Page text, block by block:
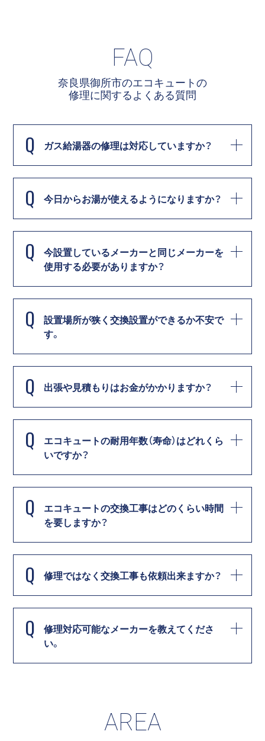
FAQ
奈良県御所市のエコキュートの
修理に関するよくある質問
Q ガス給湯器の修理は対応していますか？
Q 今日からお湯が使えるようになりますか？
Q
今設置しているメーカーと同じメーカーを
使用する必要がありますか？
Q
設置場所が狭く交換設置ができるか不安で
す。
Q 出張や見積もりはお金がかかりますか？
Q
エコキュートの耐用年数（寿命）はどれくら
いですか？
Q
エコキュートの交換工事はどのくらい時間
を要しますか？
Q 修理ではなく交換工事も依頼出来ますか？
Q
修理対応可能なメーカーを教えてくださ
い。
AREA